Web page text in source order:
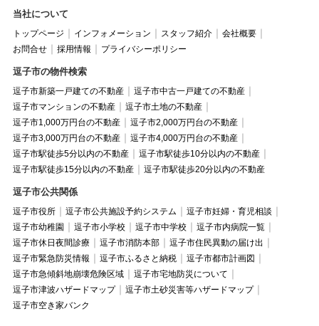
当社について
トップページ インフォメーション スタッフ紹介
会社概要
お問合せ
採用情報 プライバシーポリシー
逗子市の物件検索
逗子市新築一戸建ての不動産
逗子市中古一戸建ての不動産
逗子市マンションの不動産
逗子市土地の不動産
逗子市1,000万円台の不動産
逗子市2,000万円台の不動産
逗子市3,000万円台の不動産
逗子市4,000万円台の不動産
逗子市駅徒歩5分以内の不動産
逗子市駅徒歩10分以内の不動産
逗子市駅徒歩15分以内の不動産
逗子市駅徒歩20分以内の不動産
逗子市公共関係
逗子市役所 逗子市公共施設予約システム
逗子市妊婦・育児相談
逗子市幼稚園
逗子市小学校 逗子市中学校
逗子市内病院一覧
逗子市休日夜間診療
逗子市消防本部
逗子市住民異動の届け出
逗子市緊急防災情報
逗子市ふるさと納税
逗子市都市計画図
逗子市急傾斜地崩壊危険区域
逗子市宅地防災について
逗子市津波ハザードマップ
逗子市土砂災害等ハザードマップ
逗子市空き家バンク